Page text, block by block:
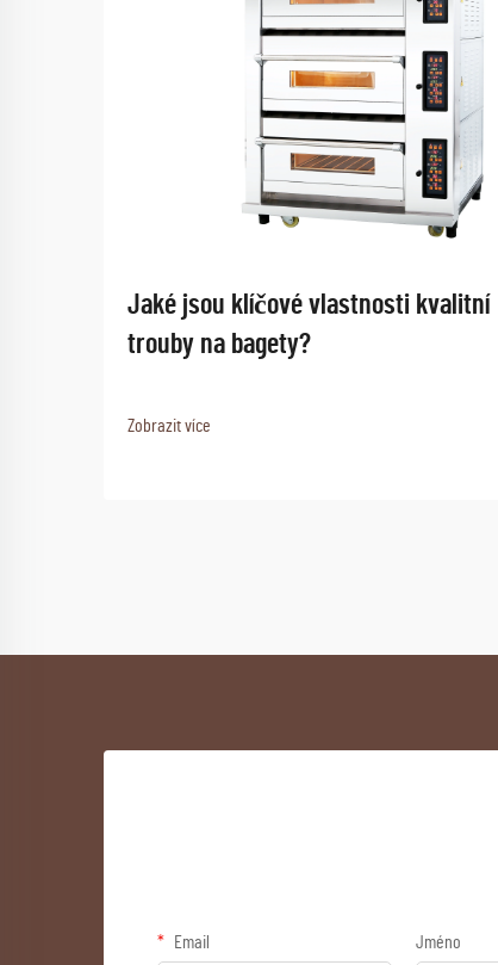
Jaké jsou klíčové vlastnosti kvalitní
trouby na bagety?
Zobrazit více
Email Jméno